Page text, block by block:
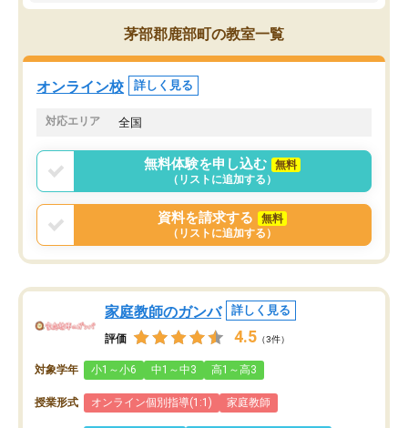
意見を聞くことができ、より良いもの
を推敲することが可能だ。
どの人も優しく、親身に接してくださ
るのでやる気も出て、良かったで
す！！
ション内容になっていま
選抜を通して将来自分が
を社会人として働いてい
標を見つける事が出来ま
茅部郡鹿部町の教室一覧
オンライン校 詳しく見る
対応エリア 全国
無料体験を申し込む
無料
（リストに追加する）
資料を請求する
無料
（リストに追加する）
家庭教師のガンバ 詳しく見る
評価 4.5 （3件）
対象学年 小1～小6 中1～中3 高1～高3
授業形式 オンライン個別指導(1:1) 家庭教師